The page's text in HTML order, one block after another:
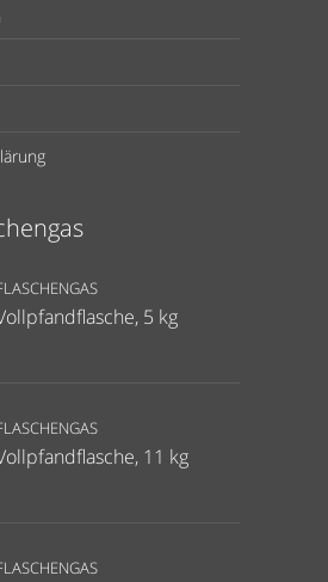
5 kg
11 kg